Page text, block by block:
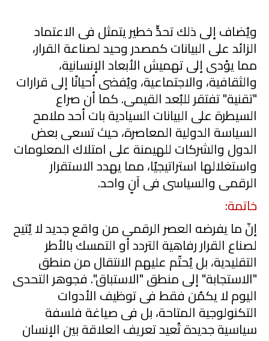
ويُضاف إلى ذلك تحدٍّ خطير يتمثل فى الاعتماد
الزائد على البيانات كمصدر وحيد لصناعة القرار،
مما يؤدى إلى تهميش الأبعاد الإنسانية،
والثقافية، والاجتماعية، ويُفضى أحيانًا إلى قرارات
"تقنية" تفتقر للبُعد القيمى. كما أن صراع
السيطرة على البيانات السيادية بات أحد ملامح
السياسة الدولية المعاصرة، حيث تسعى بعض
الدول والشركات للهيمنة على امتلاك المعلومات
واستغلالها استراتيجيًا، مما يهدد الاستقرار
الرقمى والسياسى فى آنٍ واحد.
خاتمة:
إنّ ما يفرضه العصر الرقمى من واقع جديد لا يُتيح
لصناع القرار رفاهية التردد أو التمسك بالأطر
التقليدية، بل يُحتّم عليهم الانتقال من منطق
"الاستجابة" إلى منطق "الاستباق". فجوهر التحدى
اليوم لا يكمُن فقط فى توظيف الأدوات
التكنولوجية المتاحة، بل فى صياغة فلسفة
سياسية جديدة تُعيد تعريف العلاقة بين الإنسان